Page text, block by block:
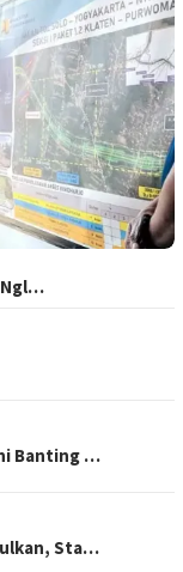
Ngl…
Banting …
Sta…